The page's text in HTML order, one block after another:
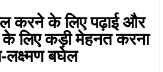
करने के लिए पढ़ाई और
के लिए कड़ी मेहनत करना
लक्ष्मण बघेल